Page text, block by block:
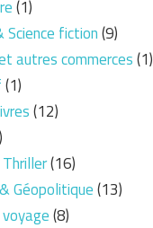
(1)
Science fiction(9)
autres commerces(1)
(1)
(12)
(16)
Géopolitique(13)
(8)